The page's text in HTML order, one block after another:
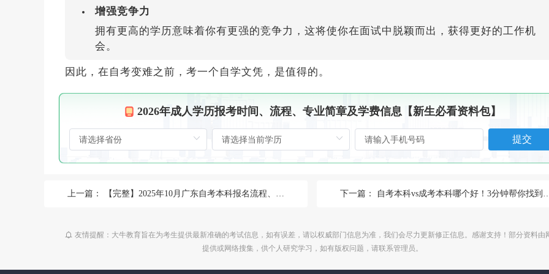
增强竞争力
拥有更高的学历意味着你有更强的竞争力，这将使你在面试中脱颖而出，获得更好的工作机
会。
因此，在自考变难之前，考一个自学文凭，是值得的。
2026年成人学历报考时间、流程、专业简章及学费信息【新生必看资料包】
提交
上一篇： 【完整】2025年10月广东自考本科报名流程、考试科目及热门专业院校详解！ 下一篇： 自考本科vs成考本科哪个好！3分钟帮你找到最适合的升学方式
友情提醒：大牛教育旨在为考生提供最新准确的考试信息，如有误差，请以权威部门信息为准，我们会尽力更新修正信息。感谢支持！部分资料由
提供或网络搜集，供个人研究学习，如有版权问题，请联系管理员。